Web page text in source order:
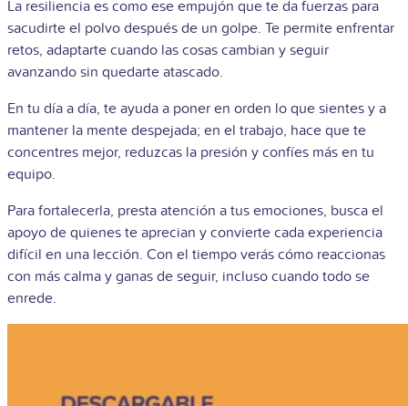
La resiliencia es como ese empujón que te da fuerzas para
sacudirte el polvo después de un golpe. Te permite enfrentar
retos, adaptarte cuando las cosas cambian y seguir
avanzando sin quedarte atascado.
En tu día a día, te ayuda a poner en orden lo que sientes y a
mantener la mente despejada; en el trabajo, hace que te
concentres mejor, reduzcas la presión y confíes más en tu
equipo.
Para fortalecerla, presta atención a tus emociones, busca el
apoyo de quienes te aprecian y convierte cada experiencia
difícil en una lección. Con el tiempo verás cómo reaccionas
con más calma y ganas de seguir, incluso cuando todo se
enrede.